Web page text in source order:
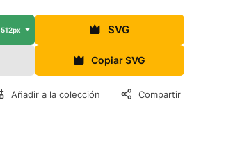
512px SVG
Copiar SVG
Añadir a la colección Compartir